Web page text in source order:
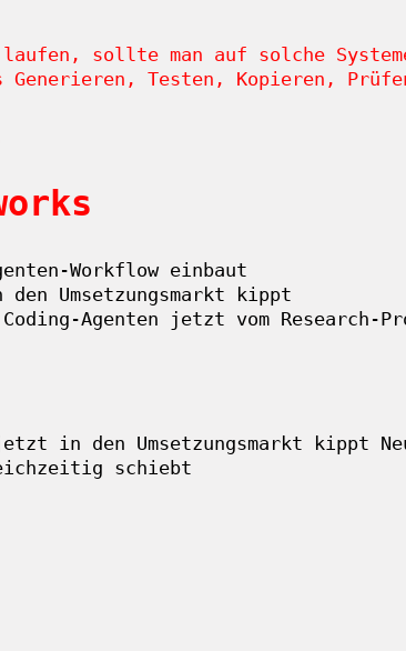
sollte man auf solche
Generieren, Testen, Kopieren,
Workflow einbaut
Umsetzungsmarkt kippt
Agenten jetzt vom
in den Umsetzungsmarkt kippt
schiebt